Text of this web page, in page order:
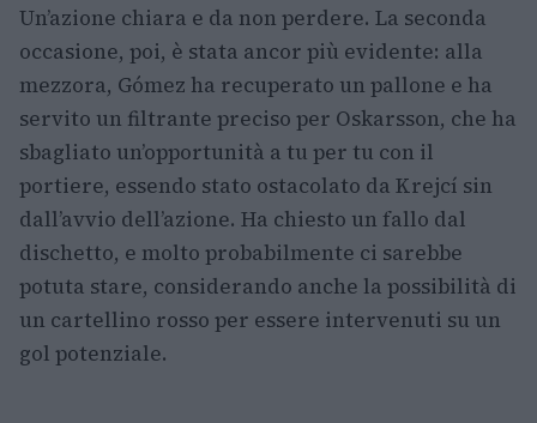
Un’azione chiara e da non perdere. La seconda
occasione, poi, è stata ancor più evidente: alla
mezzora, Gómez ha recuperato un pallone e ha
servito un filtrante preciso per Oskarsson, che ha
sbagliato un’opportunità a tu per tu con il
portiere, essendo stato ostacolato da Krejcí sin
dall’avvio dell’azione. Ha chiesto un fallo dal
dischetto, e molto probabilmente ci sarebbe
potuta stare, considerando anche la possibilità di
un cartellino rosso per essere intervenuti su un
gol potenziale.